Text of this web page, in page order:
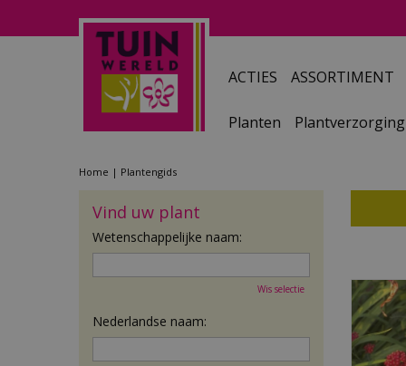
Home Plantengids
ACTIES ASSORTIMENT
Planten Plantverzorging
Vind uw plant
Wetenschappelijke naam:
Wis selectie
Nederlandse naam: